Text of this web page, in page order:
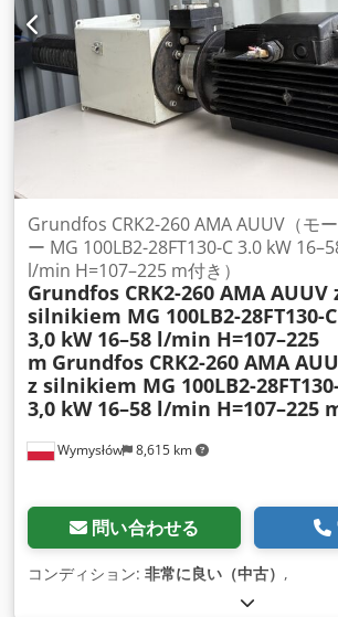
Wymysłów 8,615 km
Grundfos CRK2-260 AMA AUUV（モ
ー MG 100LB2-28FT130-C 3.0 kW
l/min H=107–225 m付き）
Grundfos CRK2-260 AMA AUUV
silnikiem MG 100LB2-28FT130-C
3,0 kW 16–58 l/min H=107–225
m Grundfos CRK2-260 AMA
z silnikiem MG 100LB2-
3,0 kW 16–58 l/min H=107–225
問い合わせる
コンディション: 非常に良い（中古） ,